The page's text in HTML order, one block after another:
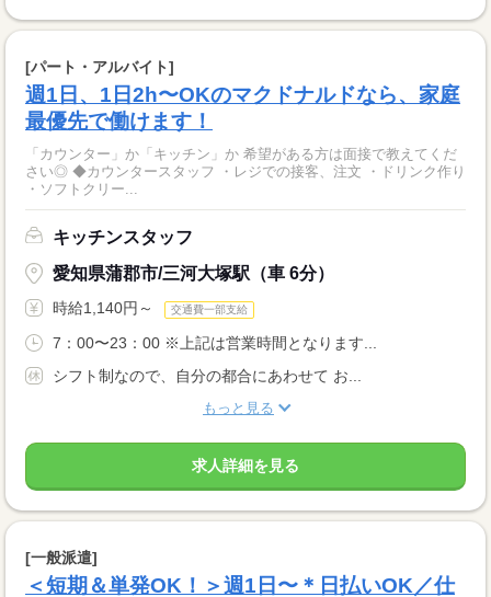
[パート・アルバイト]
週1日、1日2h〜OKのマクドナルドなら、家庭
最優先で働けます！
「カウンター」か「キッチン」か 希望がある方は面接で教えてくだ
さい◎ ◆カウンタースタッフ ・レジでの接客、注文 ・ドリンク作り
・ソフトクリー...
キッチンスタッフ
愛知県蒲郡市/三河大塚駅（車 6分）
時給1,140円～ 交通費一部支給
7：00〜23：00 ※上記は営業時間となります...
シフト制なので、自分の都合にあわせて お...
もっと見る
求人詳細を見る
[一般派遣]
＜短期＆単発OK！＞週1日〜＊日払いOK／仕